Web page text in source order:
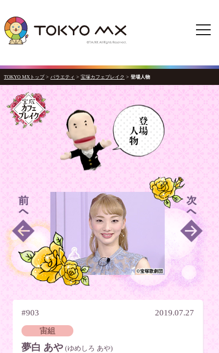
TOKYO MXトップ > バラエティ > 宝塚カフェブレイク > 登場人物
#903 2019.07.27
宙組
夢白 あや (ゆめしろ あや)